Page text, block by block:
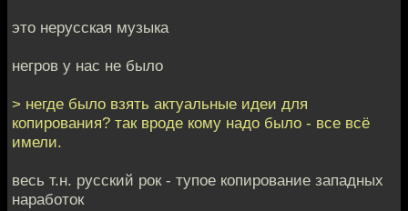
это нерусская музыка
негров у нас не было
> негде было взять актуальные идеи для
копирования? так вроде кому надо было - все всё
имели.
весь т.н. русский рок - тупое копирование западных
наработок